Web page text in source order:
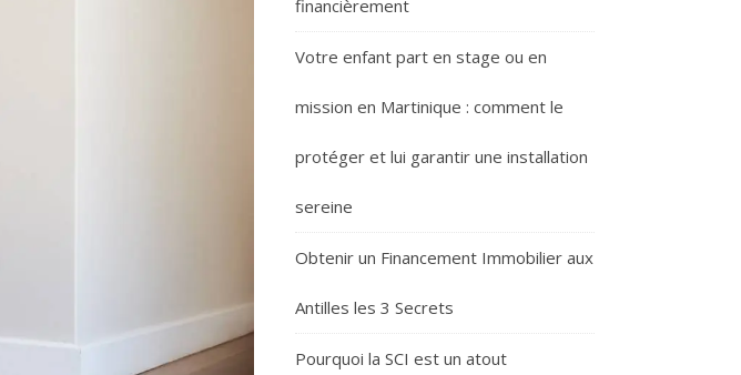
financièrement
Votre enfant part en stage ou en
mission en Martinique : comment le
protéger et lui garantir une installation
sereine
Obtenir un Financement Immobilier aux
Antilles les 3 Secrets
Pourquoi la SCI est un atout